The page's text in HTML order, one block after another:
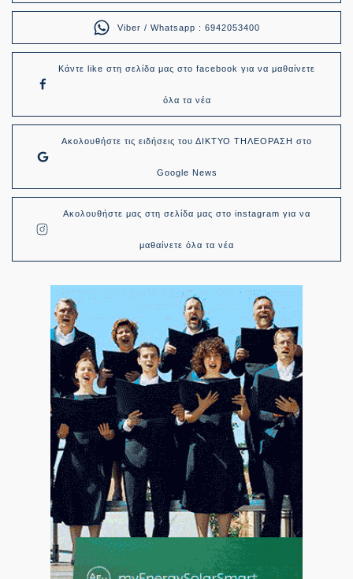
Viber / Whatsapp : 6942053400
Κάντε like στη σελίδα μας στο facebook για να μαθαίνετε
όλα τα νέα
Ακολουθήστε τις ειδήσεις του ΔΙΚΤΥΟ ΤΗΛΕΟΡΑΣΗ στο
Google News
Ακολουθήστε μας στη σελίδα μας στο instagram για να
μαθαίνετε όλα τα νέα